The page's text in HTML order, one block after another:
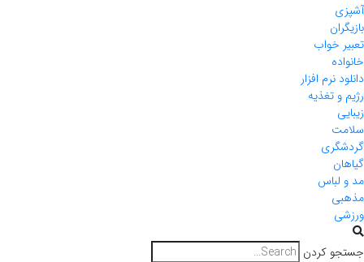
آشپزی
بازیگران
تعبیر خواب
خانواده
دانلود نرم افزار
رژیم و تغذیه
زیبایی
سلامت
گردشگری
گیاهان
مد و لباس
مذهبی
ورزشی
جستجو کردن